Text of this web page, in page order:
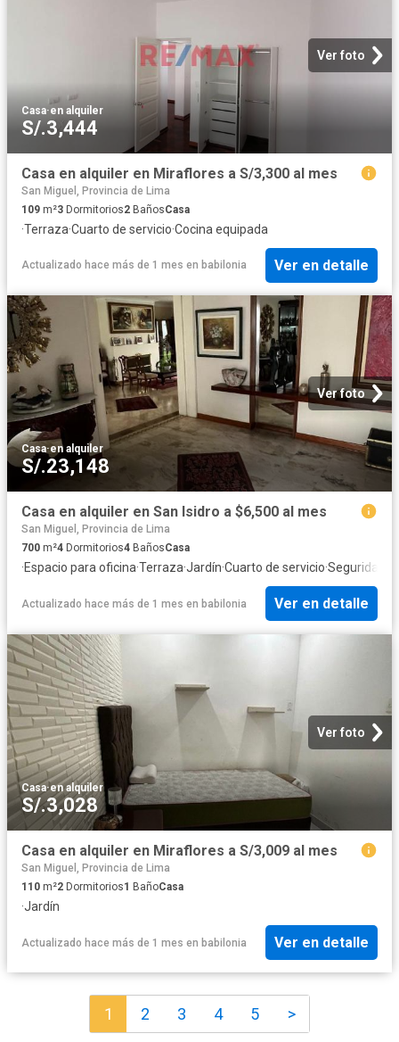
Ver foto
Casa·en alquiler
S/.3,444
Casa en alquiler en Miraflores a S/3,300 al mes
San Miguel, Provincia de Lima
109 m²3 Dormitorios2 BañosCasa
·Terraza·Cuarto de servicio·Cocina equipada
Actualizado hace más de 1 mes en babilonia Ver en detalle
Ver foto
Casa·en alquiler
S/.23,148
Casa en alquiler en San Isidro a $6,500 al mes
San Miguel, Provincia de Lima
700 m²4 Dormitorios4 BañosCasa
·Espacio para oficina·Terraza·Jardín·Cuarto de servicio·Seguridad
Actualizado hace más de 1 mes en babilonia Ver en detalle
Ver foto
Casa·en alquiler
S/.3,028
Casa en alquiler en Miraflores a S/3,009 al mes
San Miguel, Provincia de Lima
110 m²2 Dormitorios1 BañoCasa
·Jardín
Actualizado hace más de 1 mes en babilonia Ver en detalle
1 2 3 4 5 >